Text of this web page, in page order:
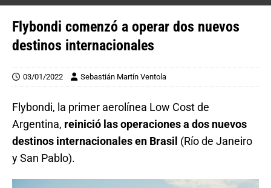
Flybondi comenzó a operar dos nuevos
destinos internacionales
03/01/2022 Sebastián Martín Ventola
Flybondi, la primer aerolínea Low Cost de
Argentina, reinició las operaciones a dos nuevos
destinos internacionales en Brasil (Río de Janeiro
y San Pablo).